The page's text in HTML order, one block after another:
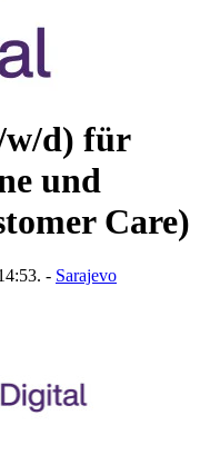
w/d) für
und
Care)
- Sarajevo